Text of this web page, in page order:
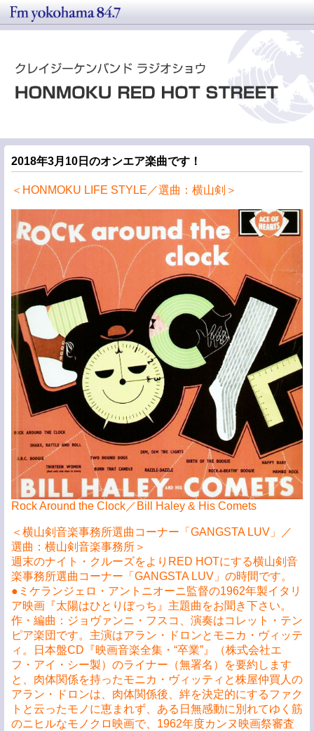
2018年3月10日のオンエア楽曲です！
＜HONMOKU LIFE STYLE／選曲：横山剣＞
Rock Around the Clock／Bill Haley & His Comets
＜横山剣音楽事務所選曲コーナー「GANGSTA LUV」／
選曲：横山剣音楽事務所＞
週末のナイト・クルーズをよりRED HOTにする横山剣音
楽事務所選曲コーナー「GANGSTA LUV」の時間です。
●ミケランジェロ・アントニオーニ監督の1962年製イタリ
ア映画『太陽はひとりぼっち』主題曲をお聞き下さい。
作・編曲：ジョヴァンニ・フスコ、演奏はコレット・テン
ピア楽団です。主演はアラン・ドロンとモニカ・ヴィッテ
ィ。日本盤CD『映画音楽全集・“卒業”』（株式会社エ
フ・アイ・シー製）のライナー（無署名）を要約します
と、肉体関係を持ったモニカ・ヴィッティと株屋仲買人の
アラン・ドロンは、肉体関係後、絆を決定的にするファク
トと云ったモノに恵まれず、ある日無感動に別れてゆく筋
のニヒルなモノクロ映画で、1962年度カンヌ映画祭審査